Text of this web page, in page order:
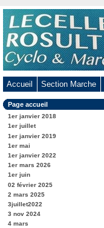
Aller
au
contenu
-
Aller
menu
principal
-
Aller
à
la
recherche
Accueil Section Marche
Dans
la
rubrique
:
Page accueil
1er janvier 2018
1er juillet
1er janvier 2019
1er mai
1er janvier 2022
1er mars 2026
1er juin
02 février 2025
2 mars 2025
3juillet2022
3 nov 2024
4 mars